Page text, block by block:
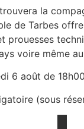
la
de Tarbes
prouesses
voire même
6 août de
(sous